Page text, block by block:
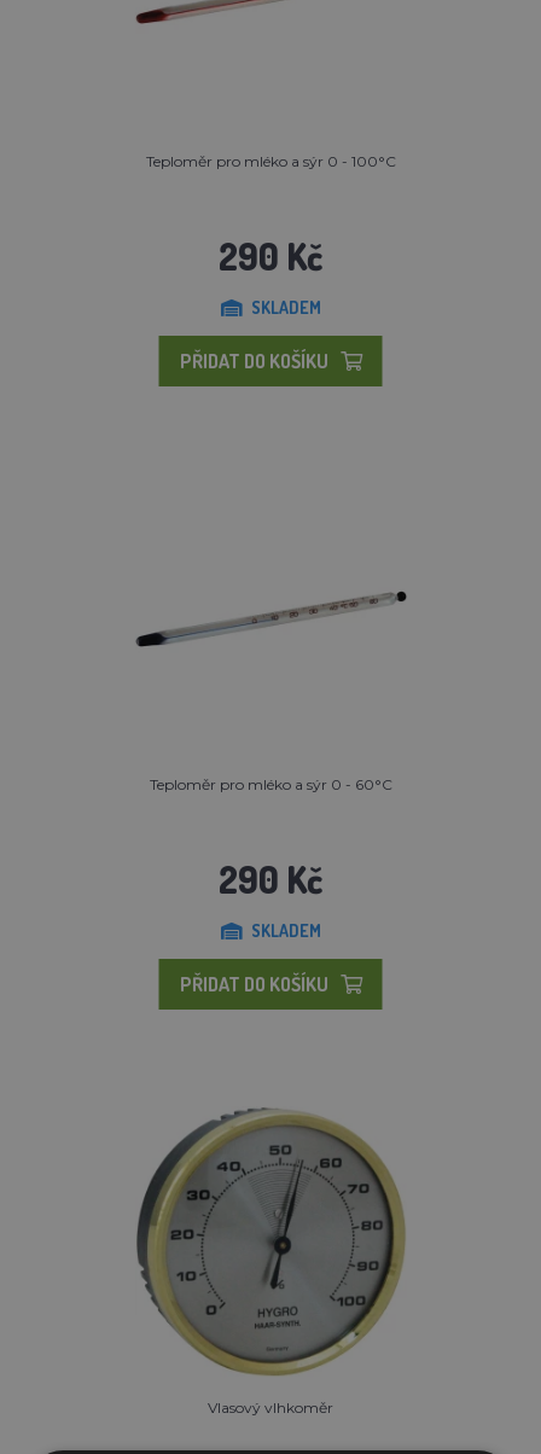
Teploměr pro mléko a sýr 0 - 100°C
290 Kč
SKLADEM
PŘIDAT DO KOŠÍKU
Teploměr pro mléko a sýr 0 - 60°C
290 Kč
SKLADEM
PŘIDAT DO KOŠÍKU
Vlasový vlhkoměr